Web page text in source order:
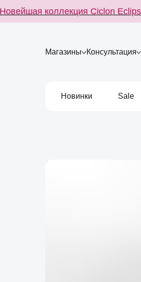
коллекция Ciclon Eclipse
Магазины Консультация
Новинки Sale